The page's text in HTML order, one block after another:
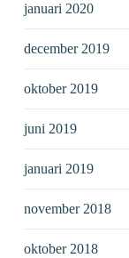
januari 2020
december 2019
oktober 2019
juni 2019
januari 2019
november 2018
oktober 2018